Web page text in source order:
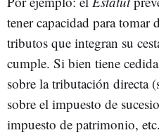
tener capacidad para tomar
tributos que integran su
cumple. Si bien tiene
sobre la tributación directa
sobre el impuesto de
impuesto de patrimonio,